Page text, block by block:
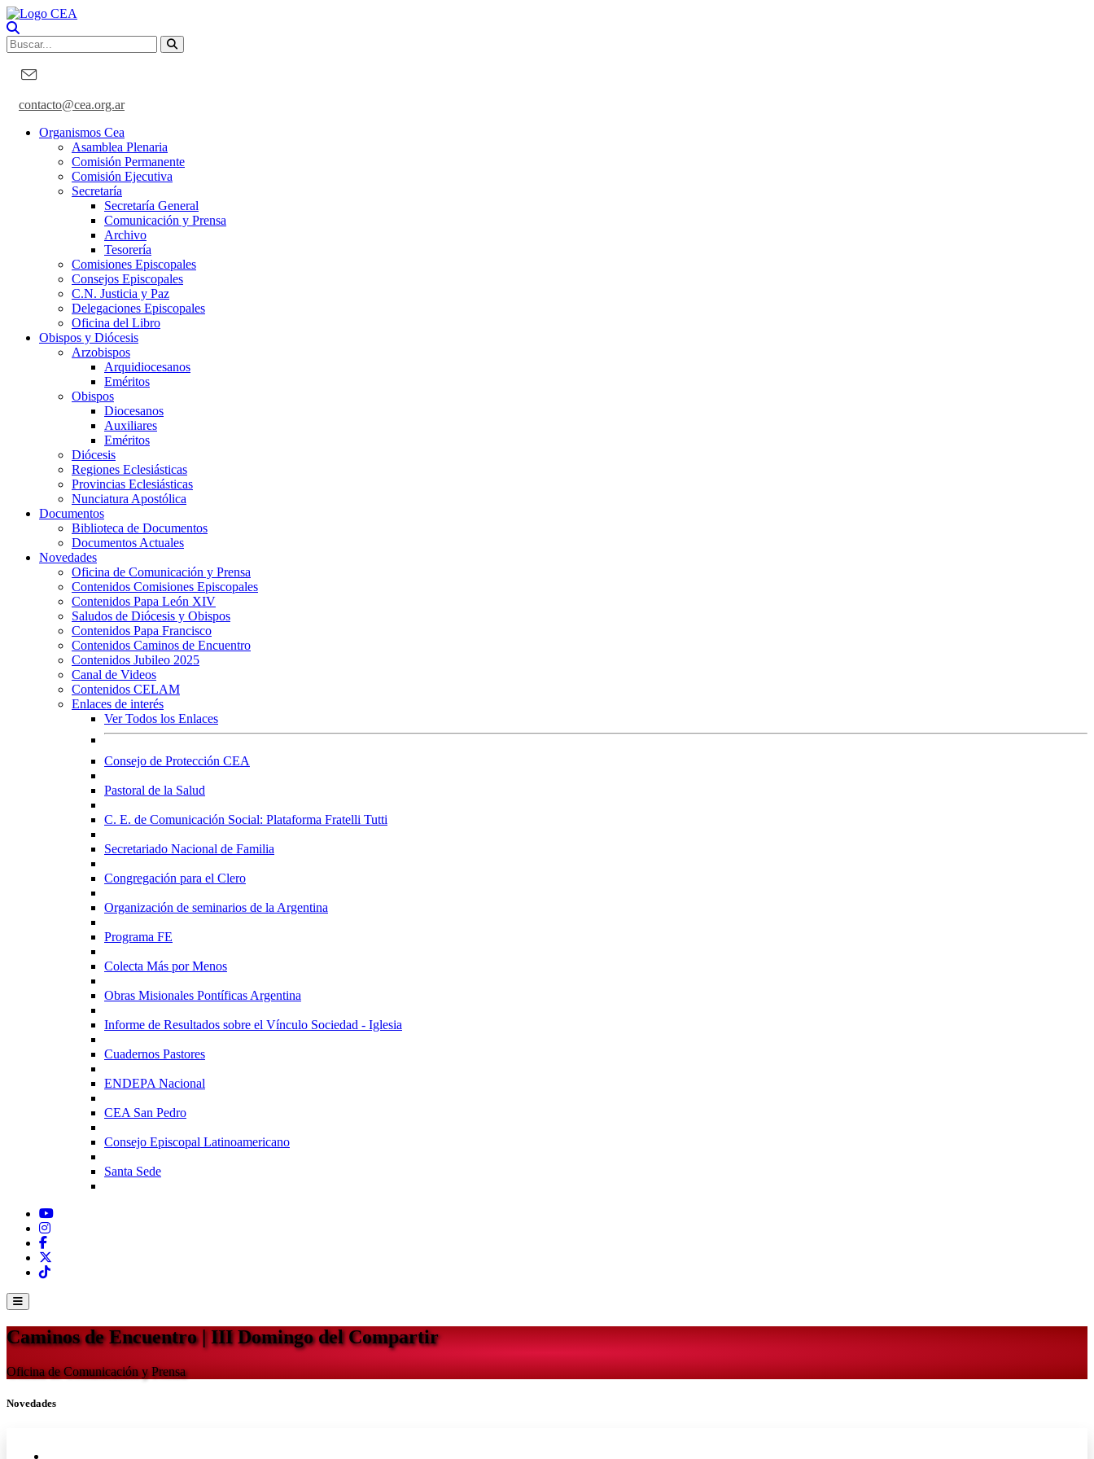
contacto@cea.org.ar
Organismos Cea
Asamblea Plenaria
Comisión Permanente
Comisión Ejecutiva
Secretaría
Secretaría General
Comunicación y Prensa
Archivo
Tesorería
Comisiones Episcopales
Consejos Episcopales
C.N. Justicia y Paz
Delegaciones Episcopales
Oficina del Libro
Obispos y Diócesis
Arzobispos
Arquidiocesanos
Eméritos
Obispos
Diocesanos
Auxiliares
Eméritos
Diócesis
Regiones Eclesiásticas
Provincias Eclesiásticas
Nunciatura Apostólica
Documentos
Biblioteca de Documentos
Documentos Actuales
Novedades
Oficina de Comunicación y Prensa
Contenidos Comisiones Episcopales
Contenidos Papa León XIV
Saludos de Diócesis y Obispos
Contenidos Papa Francisco
Contenidos Caminos de Encuentro
Contenidos Jubileo 2025
Canal de Videos
Contenidos CELAM
Enlaces de interés
Ver Todos los Enlaces
Consejo de Protección CEA
Pastoral de la Salud
C. E. de Comunicación Social: Plataforma Fratelli Tutti
Secretariado Nacional de Familia
Congregación para el Clero
Organización de seminarios de la Argentina
Programa FE
Colecta Más por Menos
Obras Misionales Pontíficas Argentina
Informe de Resultados sobre el Vínculo Sociedad - Iglesia
Cuadernos Pastores
ENDEPA Nacional
CEA San Pedro
Consejo Episcopal Latinoamericano
Santa Sede
Caminos de Encuentro | III Domingo del Compartir
Oficina de Comunicación y Prensa
Novedades